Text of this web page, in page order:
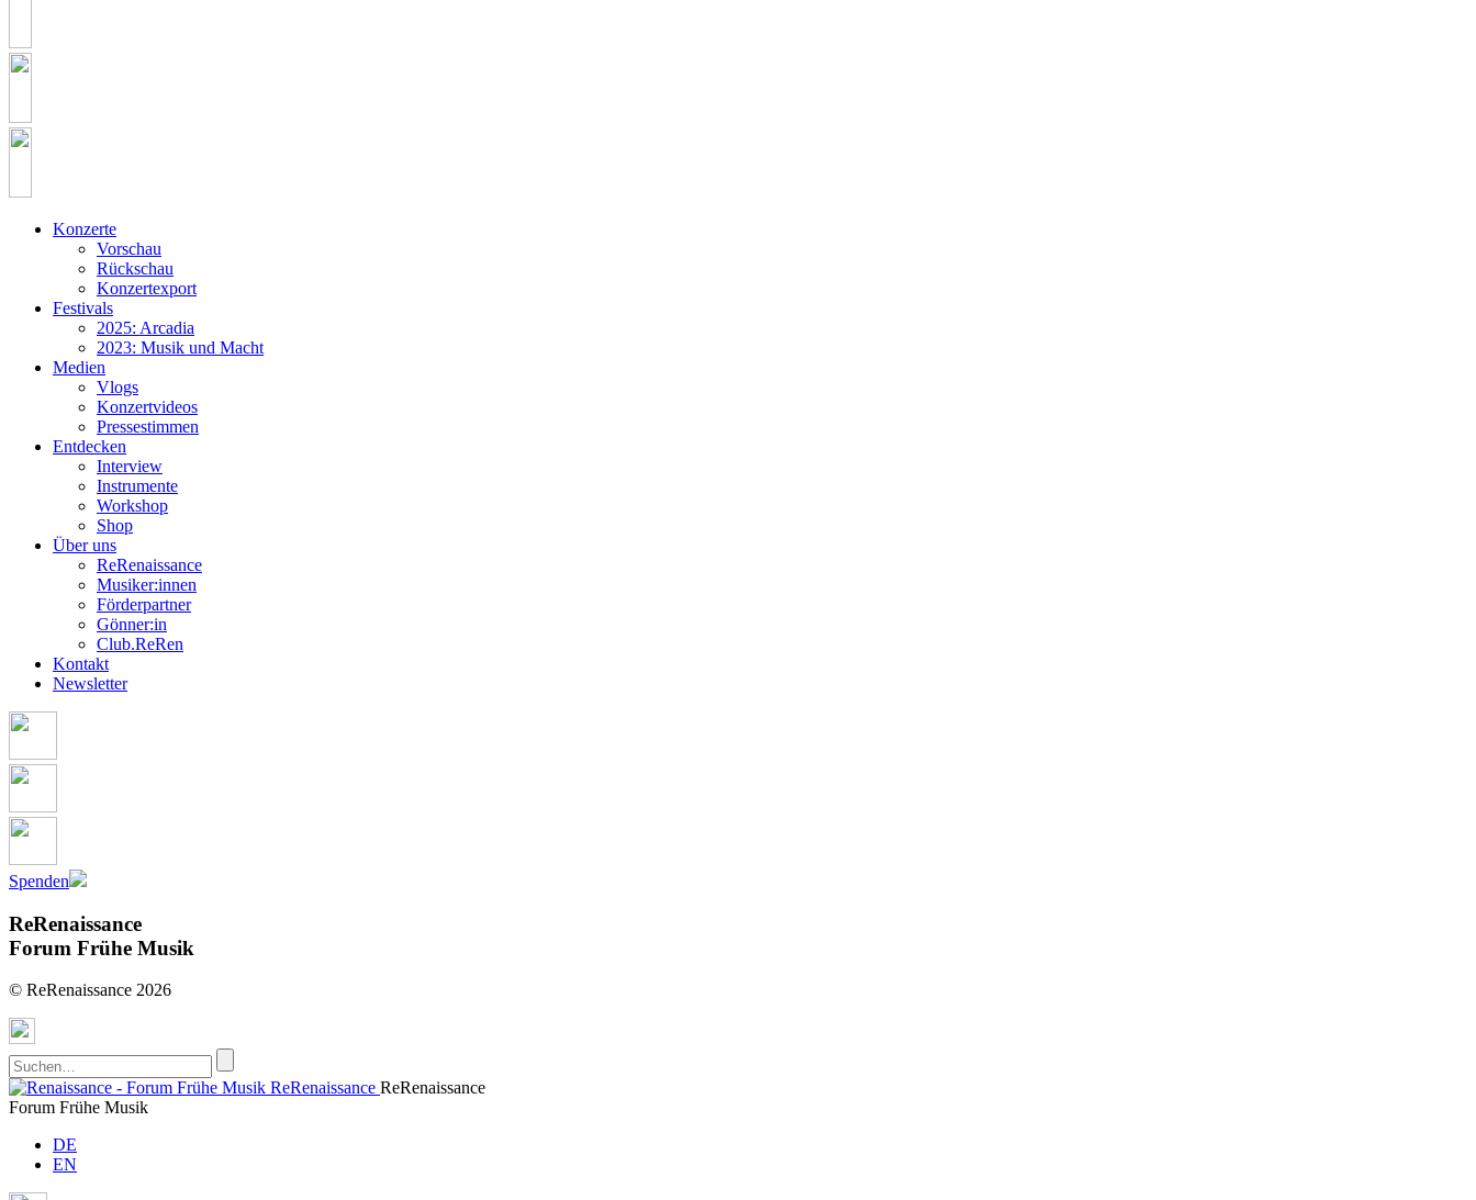
Konzerte
Vorschau
Rückschau
Konzertexport
Festivals
2025: Arcadia
2023: Musik und Macht
Medien
Vlogs
Konzertvideos
Pressestimmen
Entdecken
Interview
Instrumente
Workshop
Shop
Über uns
ReRenaissance
Musiker:innen
Förderpartner
Gönner:in
Club.ReRen
Kontakt
Newsletter
Spenden
ReRenaissance
Forum Frühe Musik
© ReRenaissance 2026
ReRenaissance ReRenaissance
Forum Frühe Musik
DE
EN